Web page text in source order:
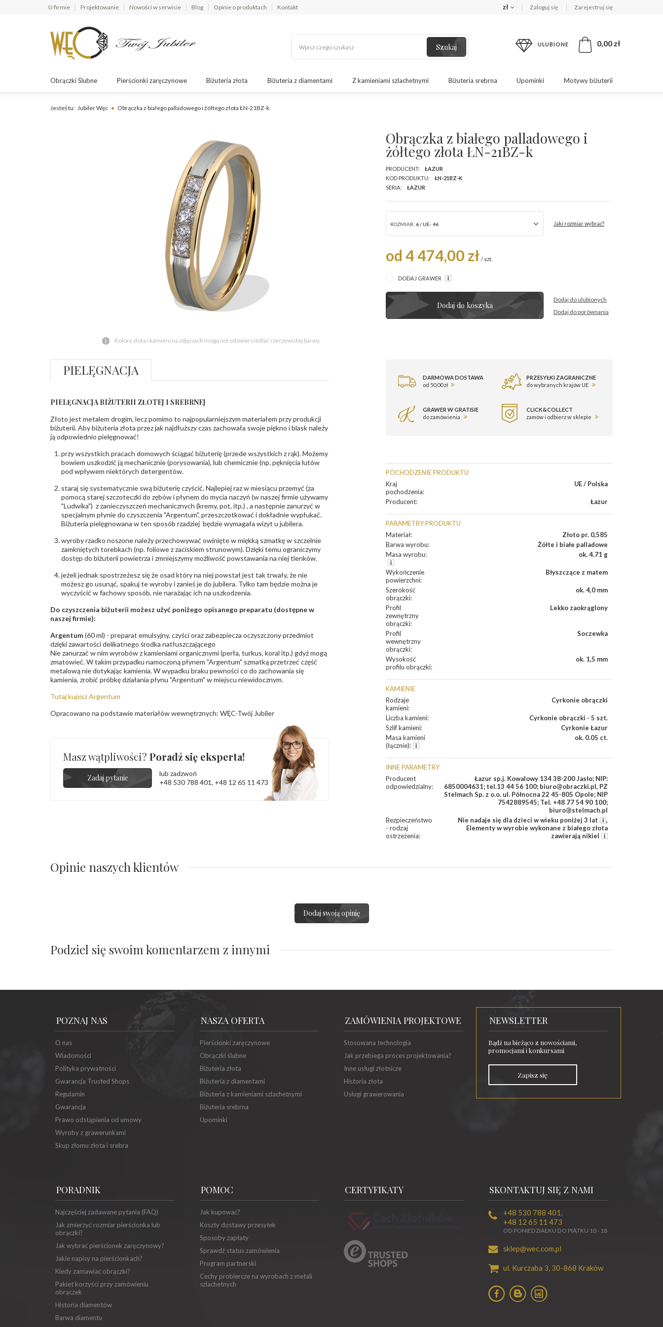
O firmie Projektowanie Nowości w serwisie Blog Opinie o produktach Kontakt zł Zaloguj się Zarejestruj się
Szukaj ULUBIONE 0,00 zł
Obrączki Ślubne Pierścionki zaręczynowe Biżuteria złota Biżuteria z diamentami Z kamieniami szlachetnymi Biżuteria srebrna Upominki Motywy biżuterii
Jesteś tu: Jubiler Węc Obrączka z białego palladowego i żółtego złota ŁN-21BZ-k
Kolory złota i kamieni na zdjęciach mogą nie odzwierciedlać rzeczywistej barwy
Obrączka z białego palladowego i
żółtego złota ŁN-21BZ-k
PRODUCENT:
ŁAZUR
KOD PRODUKTU:
ŁN-21BZ-K
SERIA:
ŁAZUR
ROZMIAR: 6 / UE- 46 Jaki rozmiar wybrać?
od 4 474,00 zł / szt.
DODAJ GRAWER
Dodaj do koszyka
Dodaj do ulubionych
Dodaj do porównania
DARMOWA DOSTAWA
od 50,00 zł
PRZESYŁKI ZAGRANICZNE
do wybranych krajów UE
GRAWER W GRATISIE
do zamówienia
CLICK&COLLECT
zamów i odbierz w sklepie
POCHODZENIE PRODUKTU
Kraj
pochodzenia:
UE / Polska
Producent: Łazur
PARAMETRY PRODUKTU
Materiał:
Złoto pr. 0,585
Barwa wyrobu:
Żółte i białe palladowe
Masa wyrobu: ok. 4.71 g
Wykończenie
powierzchni:
Błyszczące z matem
Szerokość
obrączki:
ok. 4,0 mm
Profil
zewnętrzny
obrączki:
Lekko zaokrąglony
Profil
wewnętrzny
obrączki:
Soczewka
Wysokość
profilu obrączki:
ok. 1,5 mm
KAMIENIE
Rodzaje
kamieni:
Cyrkonie obrączki
Liczba kamieni:
Cyrkonie obrączki - 5 szt.
Szlif kamieni:
Cyrkonie Łazur
Masa kamieni
(łącznie):
ok. 0.05 ct.
INNE PARAMETRY
Producent
odpowiedzialny:
Łazur sp.j. Kowalowy 134 38-200 Jasło; NIP:
6850004631; tel.13 44 56 100; biuro@obraczki.pl, PZ
Stelmach Sp. z o.o. ul. Północna 22 45-805 Opole; NIP
7542889545; Tel. +48 77 54 90 100;
biuro@stelmach.pl
Bezpieczeństwo
- rodzaj
ostrzeżenia:
Nie nadaje się dla dzieci w wieku poniżej 3 lat
,
Elementy w wyrobie wykonane z białego złota
zawierają nikiel
PIELĘGNACJA
PIELĘGNACJA BIŻUTERII ZŁOTEJ I SREBRNEJ
Złoto jest metalem drogim, lecz pomimo to najpopularniejszym materiałem przy produkcji
biżuterii. Aby biżuteria złota przez jak najdłuższy czas zachowała swoje piękno i blask należy
ją odpowiednio pielęgnować!
przy wszystkich pracach domowych ściągać biżuterię (przede wszystkich z rąk). Możemy
bowiem uszkodzić ją mechanicznie (porysowania), lub chemicznie (np. pęknięcia lutów
pod wpływem niektórych detergentów.
staraj się systematycznie swą biżuterię czyścić. Najlepiej raz w miesiącu przemyć (za
pomocą starej szczoteczki do zębów i płynem do mycia naczyń (w naszej firmie używamy
"Ludwika") z zanieczyszczeń mechanicznych (kremy, pot, itp.) , a następnie zanurzyć w
specjalnym płynie do czyszczenia "Argentum", przeszczotkować i dokładnie wypłukać.
Biżuteria pielęgnowana w ten sposób rzadziej będzie wymagała wizyt u jubilera.
wyroby rzadko noszone należy przechowywać owinięte w miękką szmatkę w szczelnie
zamkniętych torebkach (np. foliowe z zaciskiem strunowym). Dzięki temu ograniczymy
dostęp do biżuterii powietrza i zmniejszymy możliwość powstawania na niej tlenków.
jeżeli jednak spostrzeżesz się że osad który na niej powstał jest tak trwały, że nie
możesz go usunąć, spakuj te wyroby i zanieś je do jubilera. Tylko tam będzie można je
wyczyścić w fachowy sposób, nie narażając ich na uszkodzenia.
Do czyszczenia biżuterii możesz użyć poniżego opisanego preparatu (dostępne w
naszej firmie):
Argentum(60 ml) - preparat emulsyjny, czyści oraz zabezpiecza oczyszczony przedmiot
dzięki zawartości delikatnego środka natłuszczającego
Nie zanurzać w nim wyrobów z kamieniami organicznymi (perła, turkus, koral itp.) gdyż mogą
zmatowieć. W takim przypadku namoczoną płynem "Argentum" szmatką przetrzeć część
metalową nie dotykając kamienia. W wypadku braku pewności co do zachowania się
kamienia, zrobić próbkę działania płynu "Argentum" w miejscu niewidocznym.
Tutaj kupisz Argentum
Opracowano na podstawie materiałów wewnętrznych: WĘC-Twój Jubiler
Masz wątpliwości? Poradź się eksperta!
Zadaj pytanie
lub zadzwoń
+48 530 788 401, +48 12 65 11 473
Opinie naszych klientów
Dodaj swoją opinię
Podziel się swoim komentarzem z innymi
POZNAJ NAS
O nas
Wiadomości
Polityka prywatności
Gwarancja Trusted Shops
Regulamin
Gwarancja
Prawo odstąpienia od umowy
Wyroby z grawerunkami
Skup złomu złota i srebra
NASZA OFERTA
Pierścionki zaręczynowe
Obrączki ślubne
Biżuteria złota
Biżuteria z diamentami
Biżuteria z kamieniami szlachetnymi
Biżuteria srebrna
Upominki
ZAMÓWIENIA PROJEKTOWE
Stosowana technologia
Jak przebiega proces projektowania?
Inne usługi złotnicze
Historia złota
Usługi grawerowania
NEWSLETTER
Bądź na bieżąco z nowościami,
promocjami i konkursami
Zapisz się
PORADNIK
Najczęściej zadawane pytania (FAQ)
Jak zmierzyć rozmiar pierścionka lub
obrączki?
Jak wybrać pierścionek zaręczynowy?
Jakie napisy na pierścionkach?
Kiedy zamawiać obrączki?
Pakiet korzyści przy zamówieniu
obrączek
Historia diamentów
Barwa diamentu
POMOC
Jak kupować?
Koszty dostawy przesyłek
Sposoby zapłaty
Sprawdź status zamówienia
Program partnerski
Cechy probiercze na wyrobach z metali
szlachetnych
CERTYFIKATY SKONTAKTUJ SIĘ Z NAMI
+48 530 788 401 ,
+48 12 65 11 473
OD PONIEDZIAŁKU DO PIĄTKU 10 - 18
sklep@wec.com.pl
ul. Kurczaba 3, 30-868 Kraków